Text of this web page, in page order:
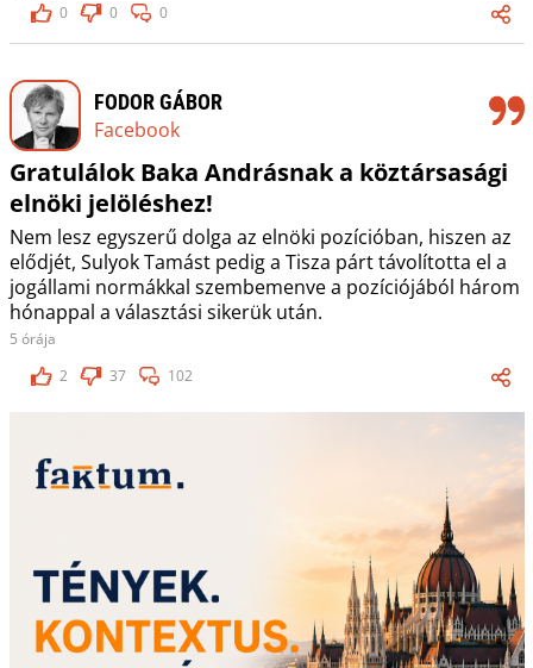
0
0 0
FODOR GÁBOR
Facebook
Gratulálok Baka Andrásnak a köztársasági
elnöki jelöléshez!
Nem lesz egyszerű dolga az elnöki pozícióban, hiszen az
elődjét, Sulyok Tamást pedig a Tisza párt távolította el a
jogállami normákkal szembemenve a pozíciójából három
hónappal a választási sikerük után.
5 órája
2
37 102